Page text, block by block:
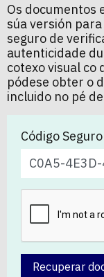
Os documentos
súa versión
seguro de
autenticidade
cotexo visual co
pódese obter o
incluido no pé
Código
Recuperar